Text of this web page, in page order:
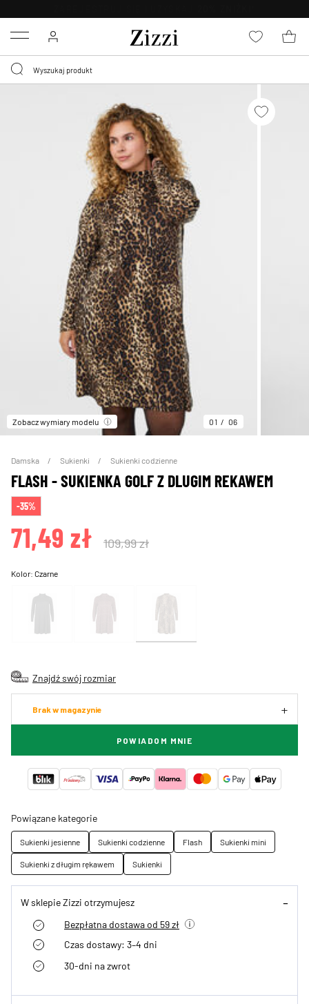
Menu
Zobacz wymiary modelu 01 06
Damska Sukienki Sukienki codzienne
FLASH - SUKIENKA GOLF Z DLUGIM REKAWEM
-35%
71,49 zł 109,99 zł
Kolor:Czarne
Znajdź swój rozmiar
Brak w magazynie
POWIADOM MNIE
Powiązane kategorie
Sukienki jesienne Sukienki codzienne Flash
Sukienki mini
Sukienki z długim rękawem
Sukienki
W sklepie Zizzi otrzymujesz
Bezpłatna dostawa od 59 zł
Czas dostawy: 3–4 dni
30-dni na zwrot